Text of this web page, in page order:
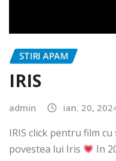
STIRI APAM
IRIS
admin ian. 20, 2024
IRIS click pentru film cu